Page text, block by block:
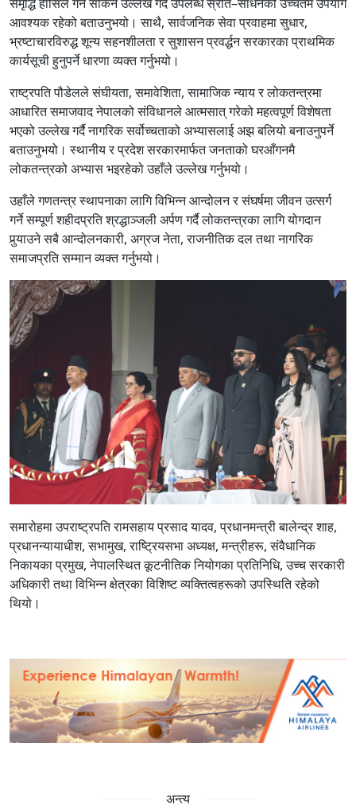
आवश्यक रहेको बताउनुभयो। साथै, सार्वजनिक सेवा प्रवाहमा सुधार,
भ्रष्टाचारविरुद्ध शून्य सहनशीलता र सुशासन प्रवर्द्धन सरकारका प्राथमिक
कार्यसूची हुनुपर्ने धारणा व्यक्त गर्नुभयो।
राष्ट्रपति पौडेलले संघीयता, समावेशिता, सामाजिक न्याय र लोकतन्त्रमा
आधारित समाजवाद नेपालको संविधानले आत्मसात् गरेको महत्वपूर्ण विशेषता
भएको उल्लेख गर्दै नागरिक सर्वोच्चताको अभ्यासलाई अझ बलियो बनाउनुपर्ने
बताउनुभयो। स्थानीय र प्रदेश सरकारमार्फत जनताको घरआँगनमै
लोकतन्त्रको अभ्यास भइरहेको उहाँले उल्लेख गर्नुभयो।
उहाँले गणतन्त्र स्थापनाका लागि विभिन्न आन्दोलन र संघर्षमा जीवन उत्सर्ग
गर्ने सम्पूर्ण शहीदप्रति श्रद्धाञ्जली अर्पण गर्दै लोकतन्त्रका लागि योगदान
पुर्‍याउने सबै आन्दोलनकारी, अग्रज नेता, राजनीतिक दल तथा नागरिक
समाजप्रति सम्मान व्यक्त गर्नुभयो।
समारोहमा उपराष्ट्रपति रामसहाय प्रसाद यादव, प्रधानमन्त्री बालेन्द्र शाह,
प्रधानन्यायाधीश, सभामुख, राष्ट्रियसभा अध्यक्ष, मन्त्रीहरू, संवैधानिक
निकायका प्रमुख, नेपालस्थित कूटनीतिक नियोगका प्रतिनिधि, उच्च सरकारी
अधिकारी तथा विभिन्न क्षेत्रका विशिष्ट व्यक्तित्वहरूको उपस्थिति रहेको
थियो।
अन्त्य